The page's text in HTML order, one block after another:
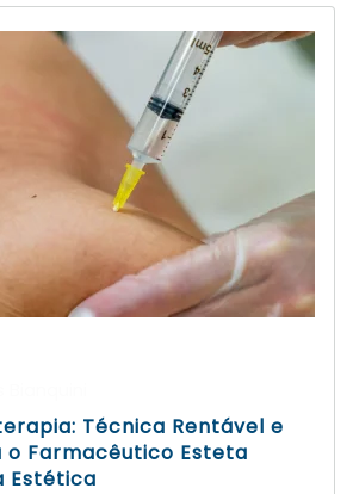
Técnica Rentável e
o Farmacêutico Esteta
Estética